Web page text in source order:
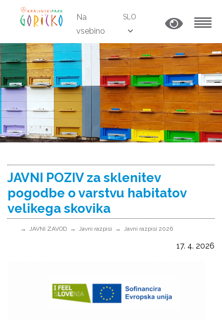
Na
vsebino
SLO
JAVNI POZIV za sklenitev
pogodbe o varstvu habitatov
velikega skovika
JAVNI ZAVOD Javni razpisi Javni razpisi 2026
17. 4. 2026